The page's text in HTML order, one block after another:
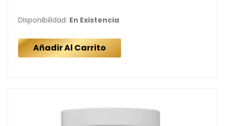
Disponibilidad: En Existencia
Añadir Al Carrito